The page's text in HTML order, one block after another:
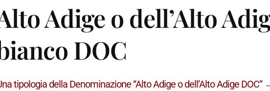
Adige o dell’Alto
DOC
tipologia della Denominazione “Alto Adige o dell’Alto Adige DOC”